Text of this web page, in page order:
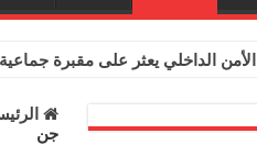
الأمن الداخلي يعثر على مقبرة جماعية في
برنية: مرسوم بإعفاء مستهلكي جن